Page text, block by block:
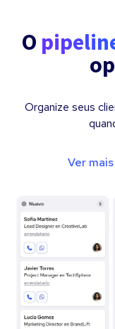
O
Organize seus
Ver